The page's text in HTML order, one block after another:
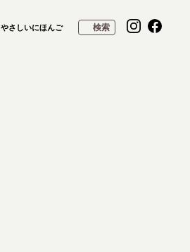
やさしいにほんご 検索